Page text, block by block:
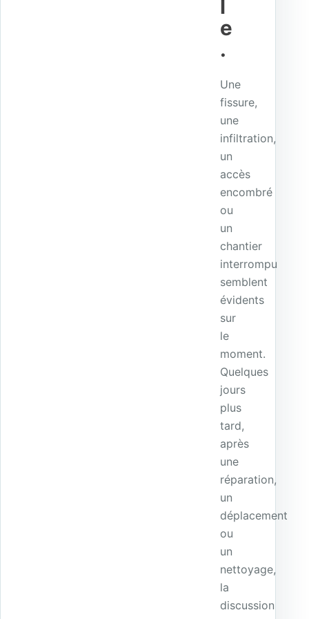
l
e
.
Une
fissure,
une
infiltration,
un
accès
encombré
ou
un
chantier
interrompu
semblent
évidents
sur
le
moment.
Quelques
jours
plus
tard,
après
une
réparation,
un
déplacement
ou
un
nettoyage,
la
discussion